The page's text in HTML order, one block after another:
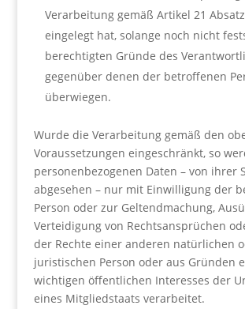
Verarbeitung gemäß Artikel 21 Absatz
eingelegt hat, solange noch nicht
berechtigten Gründe des
gegenüber denen der betroffenen
überwiegen.
Wurde die Verarbeitung gemäß den
Voraussetzungen eingeschränkt, so
personenbezogenen Daten – von ihrer
abgesehen – nur mit Einwilligung der
Person oder zur Geltendmachung,
Verteidigung von Rechtsansprüchen
der Rechte einer anderen natürlichen
juristischen Person oder aus Gründen
wichtigen öffentlichen Interesses der
eines Mitgliedstaats verarbeitet.